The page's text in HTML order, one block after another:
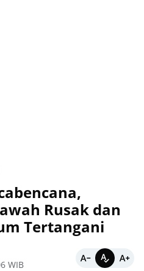
Rusak dan
Tertangani
WIB